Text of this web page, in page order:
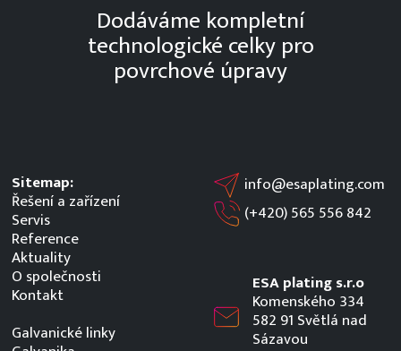
Dodáváme kompletní
technologické celky pro
povrchové úpravy
Sitemap:
Řešení a zařízení
Servis
Reference
Aktuality
O společnosti
Kontakt
Galvanické linky
info@esaplating.com
(+420)565 556 842
ESA plating s.r.o
Komenského 334
582 91 Světlá nad
Sázavou